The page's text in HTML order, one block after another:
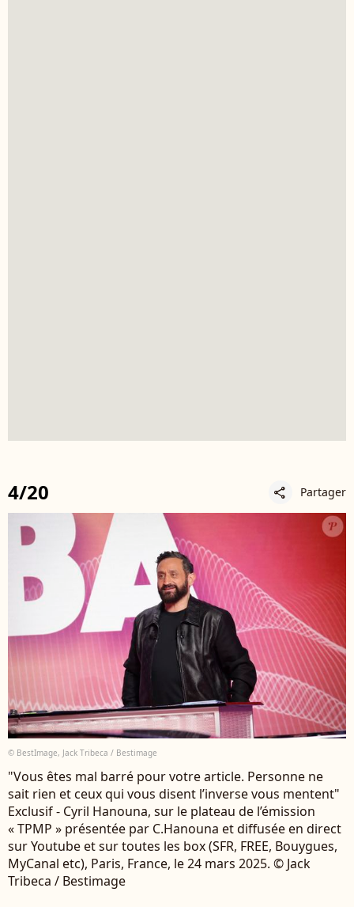
4/20 share Partager
© BestImage, Jack Tribeca / Bestimage
"Vous êtes mal barré pour votre article. Personne ne
sait rien et ceux qui vous disent l’inverse vous mentent"
Exclusif - Cyril Hanouna, sur le plateau de l’émission
« TPMP » présentée par C.Hanouna et diffusée en direct
sur Youtube et sur toutes les box (SFR, FREE, Bouygues,
MyCanal etc), Paris, France, le 24 mars 2025. © Jack
Tribeca / Bestimage